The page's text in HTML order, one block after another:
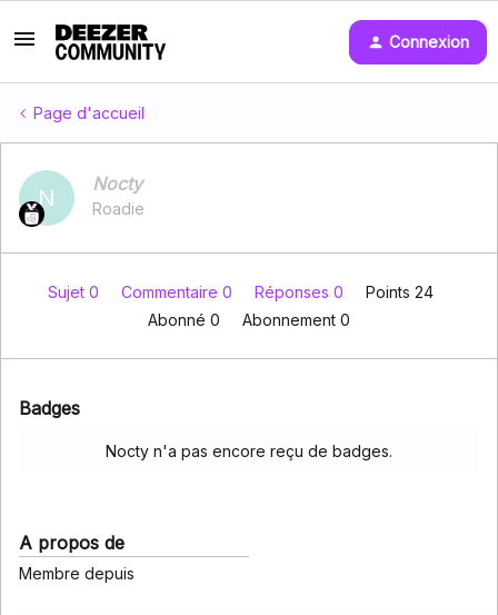
Connexion
Page d'accueil
N
Nocty
Roadie
Sujet 0 Commentaire 0 Réponses 0
Points 24
Abonné 0 Abonnement 0
Badges
Nocty n'a pas encore reçu de badges.
A propos de
Membre depuis